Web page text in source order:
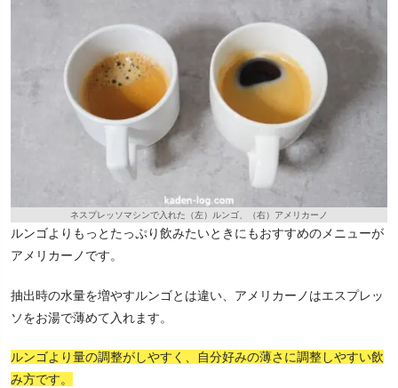
ネスプレッソマシンで入れた（左）ルンゴ、（右）アメリカーノ
ルンゴよりもっとたっぷり飲みたいときにもおすすめのメニューが
アメリカーノです。
抽出時の水量を増やすルンゴとは違い、アメリカーノはエスプレッ
ソをお湯で薄めて入れます。
ルンゴより量の調整がしやすく、自分好みの薄さに調整しやすい飲
み方です。